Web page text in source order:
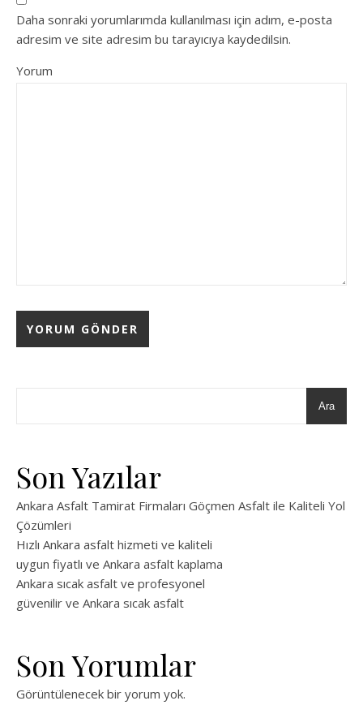
Daha sonraki yorumlarımda kullanılması için adım, e-posta
adresim ve site adresim bu tarayıcıya kaydedilsin.
Yorum
Ara
Son Yazılar
Ankara Asfalt Tamirat Firmaları Göçmen Asfalt ile Kaliteli Yol
Çözümleri
Hızlı Ankara asfalt hizmeti ve kaliteli
uygun fiyatlı ve Ankara asfalt kaplama
Ankara sıcak asfalt ve profesyonel
güvenilir ve Ankara sıcak asfalt
Son Yorumlar
Görüntülenecek bir yorum yok.